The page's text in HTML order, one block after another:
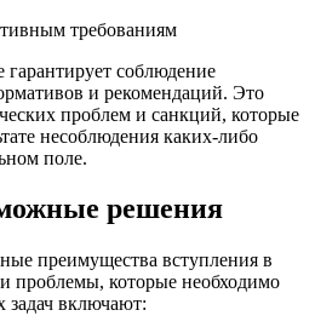
требованиям
соблюдение
и рекомендаций. Это
проблем и санкций, которые
несоблюдения каких-либо
поле.
решения
преимущества вступления в
проблемы, которые необходимо
задач включают: